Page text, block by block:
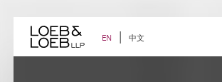
content EN 中文